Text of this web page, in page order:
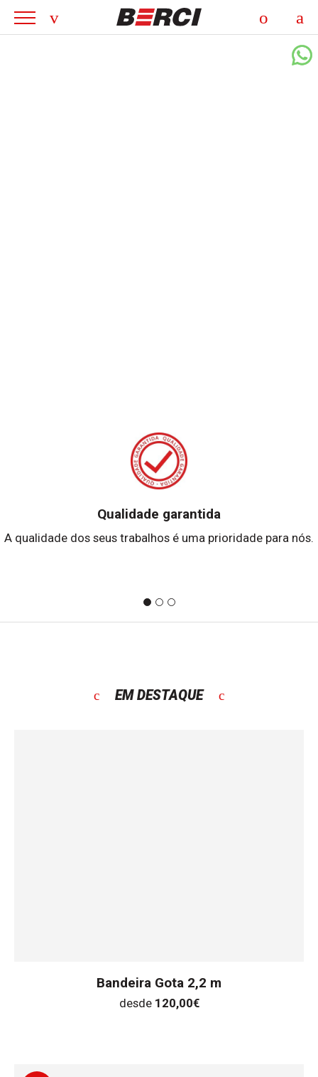
Qualidade garantida
A qualidade dos seus trabalhos é uma prioridade para nós.
EM DESTAQUE
Bandeira Gota 2,2 m
desde 120,00€